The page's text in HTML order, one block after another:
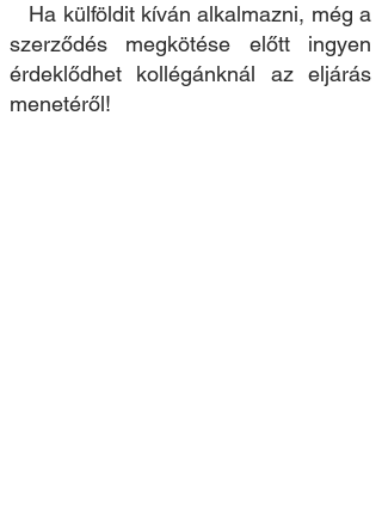
Ha külföldit kíván alkalmazni, még a
szerződés megkötése előtt ingyen
érdeklődhet kollégánknál az eljárás
menetéről!